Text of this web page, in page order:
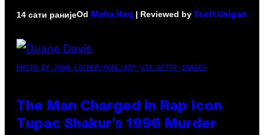
14 сати ранијеOd Maha Haq | Reviewed by Ysolt Usigan
PHOTO BY JOHN LOCHER/POOL/AFP VIA GETTY IMAGES
The Man Charged in Rap Icon
Tupac Shakur’s 1996 Murder